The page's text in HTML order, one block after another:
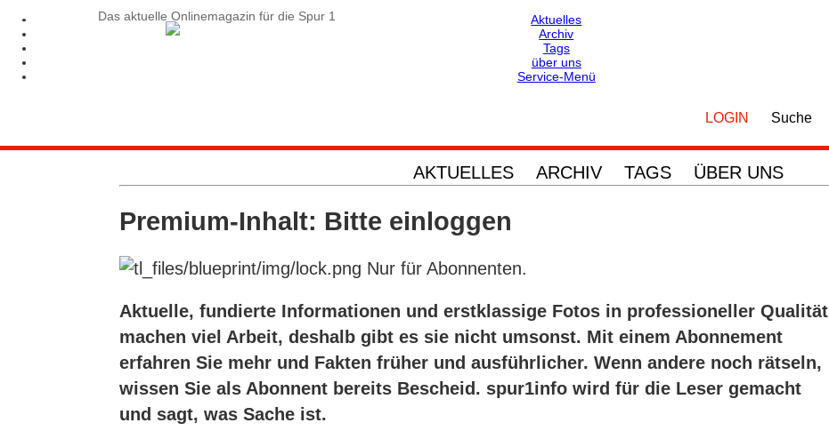
Das aktuelle Onlinemagazin für die Spur 1
Aktuelles
Archiv
Tags
über uns
Service-Menü
LOGIN Suche
AKTUELLES ARCHIV TAGS ÜBER UNS
Premium-Inhalt: Bitte einloggen
Nur für Abonnenten.
Aktuelle, fundierte Informationen und erstklassige Fotos in professioneller Qualität
machen viel Arbeit, deshalb gibt es sie nicht umsonst. Mit einem Abonnement
erfahren Sie mehr und Fakten früher und ausführlicher. Wenn andere noch rätseln,
wissen Sie als Abonnent bereits Bescheid. spur1info wird für die Leser gemacht
und sagt, was Sache ist.